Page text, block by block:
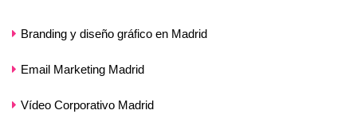
Branding y diseño gráfico en Madrid
Email Marketing Madrid
Vídeo Corporativo Madrid